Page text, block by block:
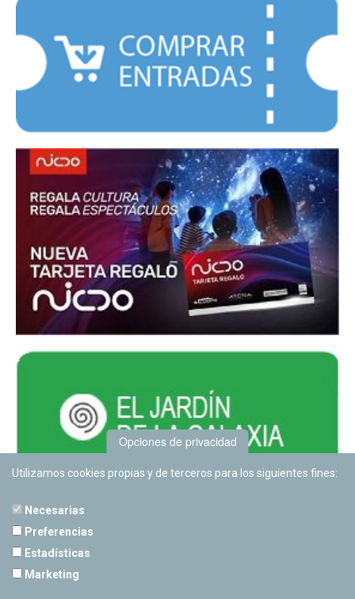
Opciones de privacidad
Utilizamos cookies propias y de terceros para los siguientes fines:
Necesarias
Preferencias
Estadísticas
Marketing